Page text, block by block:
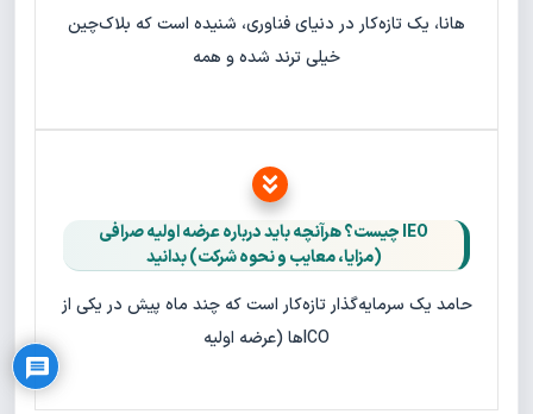
هانا، یک تازه‌کار در دنیای فناوری، شنیده است که بلاک‌چین
خیلی ترند شده و همه
IEO چیست؟ هرآنچه باید درباره عرضه اولیه صرافی
(مزایا، معایب و نحوه شرکت) بدانید
حامد یک سرمایه‌گذار تازه‌کار است که چند ماه پیش در یکی از
ICOها (عرضه اولیه